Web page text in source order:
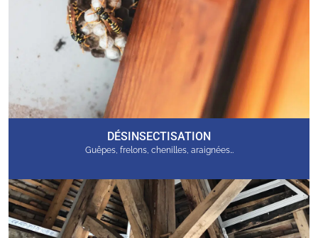
DÉSINSECTISATION
Guêpes, frelons, chenilles, araignées…